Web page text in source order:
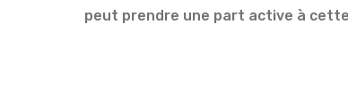
peut prendre une part active à